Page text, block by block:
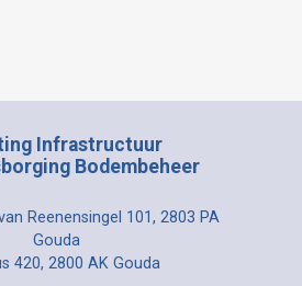
Infrastructuur
Bodembeheer
Reenensingel 101, 2803 PA
Gouda
420, 2800 AK Gouda